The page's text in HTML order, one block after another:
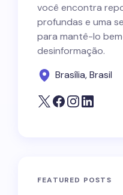
você encontra
profundas e uma
para mantê-lo
desinformação.
Brasília, Brasil
FEATURED POSTS